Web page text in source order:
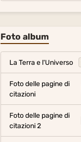
Foto album
La Terra e l'Universo
Foto delle pagine di
citazioni
Foto delle pagine di
citazioni 2